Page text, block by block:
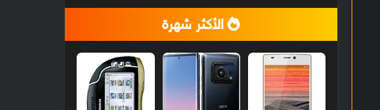
الأكثر شهرة